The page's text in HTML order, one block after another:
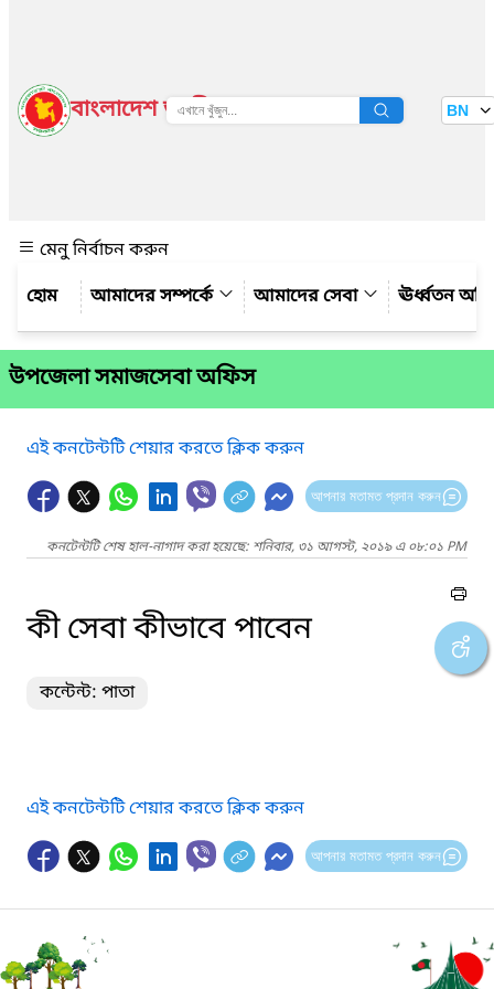
বাংলাদেশ জাতীয় তথ্য বাতায়ন BN
মেনু নির্বাচন করুন
আমাদের সম্পর্কে
আমাদের সেবা ঊর্ধ্বতন
উপজেলা সমাজসেবা অফিস
এই কনটেন্টটি শেয়ার করতে ক্লিক করুন
আপনার মতামত প্রদান করুন
কনটেন্টটি শেষ হাল-নাগাদ করা হয়েছে: শনিবার, ৩১ আগস্ট, ২০১৯ এ ০৮:০১ PM
কী সেবা কীভাবে পাবেন
কন্টেন্ট: পাতা
এই কনটেন্টটি শেয়ার করতে ক্লিক করুন
আপনার মতামত প্রদান করুন